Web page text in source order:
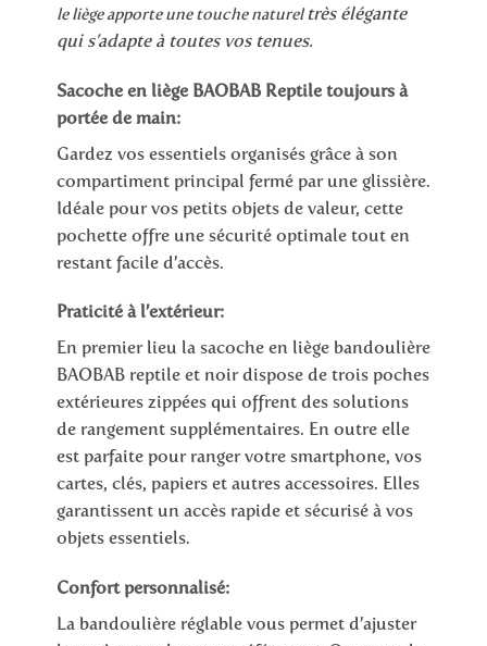
le liège apporte une touche natureltrès élégante
qui s’adapte à toutes vos tenues.
Sacoche en liège BAOBAB Reptile toujours à
portée de main:
Gardez vos essentiels organisés grâce à son
compartiment principal fermé par une glissière.
Idéale pour vos petits objets de valeur, cette
pochette offre une sécurité optimale tout en
restant facile d’accès.
Praticité à l’extérieur:
En premier lieu la sacoche en liège bandoulière
BAOBAB reptile et noir dispose de trois poches
extérieures zippées qui offrent des solutions
de rangement supplémentaires. En outre elle
est parfaite pour ranger votre smartphone, vos
cartes, clés, papiers et autres accessoires. Elles
garantissent un accès rapide et sécurisé à vos
objets essentiels.
Confort personnalisé:
La bandoulière réglable vous permet d’ajuster